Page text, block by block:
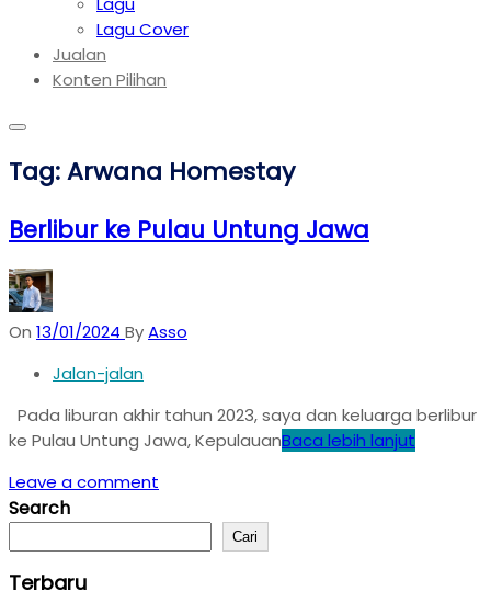
Lagu Cover
Jualan
Konten Pilihan
Tag:Arwana Homestay
Berlibur ke Pulau Untung Jawa
On 13/01/2024 ByAsso
Jalan-jalan
Pada liburan akhir tahun 2023, saya dan keluarga berlibur
ke Pulau Untung Jawa, KepulauanBaca lebih lanjut
Leave a comment
Search
Cari
Terbaru